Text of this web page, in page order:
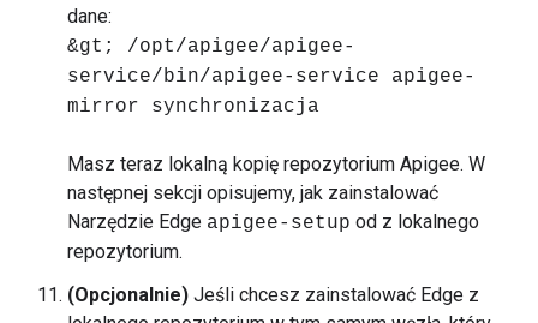
dane:
&gt; /opt/apigee/apigee-
service/bin/apigee-service apigee-
mirror synchronizacja
Masz teraz lokalną kopię repozytorium Apigee. W
następnej sekcji opisujemy, jak zainstalować
Narzędzie Edge apigee-setup od z lokalnego
repozytorium.
(Opcjonalnie) Jeśli chcesz zainstalować Edge z